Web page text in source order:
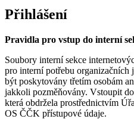
Přihlášení
Pravidla pro vstup do interní
Soubory interní sekce
pro interní potřebu
být poskytovány třetím osobám
jakkoli pozměňovány. Vstoupit
která obdržela prostřednictvím
OS ČČK přístupové údaje.